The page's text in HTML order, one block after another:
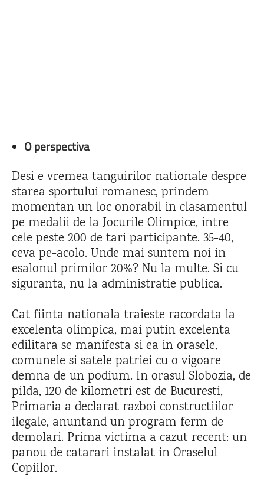
O perspectiva
Desi e vremea tanguirilor nationale despre
starea sportului romanesc, prindem
momentan un loc onorabil in clasamentul
pe medalii de la Jocurile Olimpice, intre
cele peste 200 de tari participante. 35-40,
ceva pe-acolo. Unde mai suntem noi in
esalonul primilor 20%? Nu la multe. Si cu
siguranta, nu la administratie publica.
Cat fiinta nationala traieste racordata la
excelenta olimpica, mai putin excelenta
edilitara se manifesta si ea in orasele,
comunele si satele patriei cu o vigoare
demna de un podium. In orasul Slobozia, de
pilda, 120 de kilometri est de Bucuresti,
Primaria a declarat razboi constructiilor
ilegale, anuntand un program ferm de
demolari. Prima victima a cazut recent: un
panou de catarari instalat in Oraselul
Copiilor.